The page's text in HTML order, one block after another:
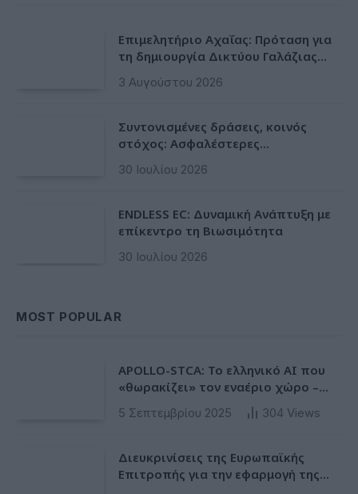
Επιμελητήριο Αχαΐας: Πρόταση για
τη δημιουργία Δικτύου Γαλάζιας
3 Αυγούστου 2026
Συντονισμένες δράσεις, κοινός
στόχος: Ασφαλέστερες
30 Ιουλίου 2026
ENDLESS EC: Δυναμική Ανάπτυξη με
επίκεντρο τη Βιωσιμότητα
30 Ιουλίου 2026
MOST POPULAR
APOLLO-STCA: Το ελληνικό AI που
«θωρακίζει» τον εναέριο χώρο –
Φως στην έλλειψη ασφάλειας στα
αεροδρόμια
5 Σεπτεμβρίου 2025 304 Views
Διευκρινίσεις της Ευρωπαϊκής
Επιτροπής για την εφαρμογή της